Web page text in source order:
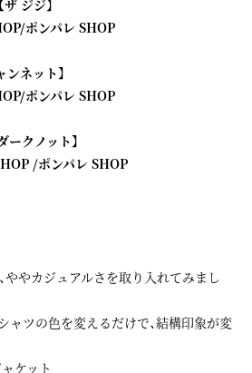
ジジ】
/ポンパレ SHOP
ネット】
/ポンパレ SHOP
クノット】
/ポンパレ SHOP
ややカジュアルさを取り入れてみまし
ャツの色を変えるだけで、結構印象が変
ケット